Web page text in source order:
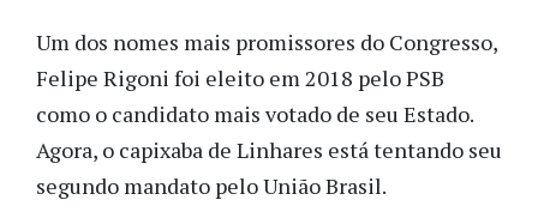
Um dos nomes mais promissores do Congresso,
Felipe Rigoni foi eleito em 2018 pelo PSB
como o candidato mais votado de seu Estado.
Agora, o capixaba de Linhares está tentando seu
segundo mandato pelo União Brasil.